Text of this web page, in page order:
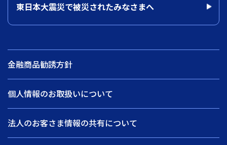
東日本大震災で被災されたみなさまへ
金融商品勧誘方針
個人情報のお取扱いについて
法人のお客さま情報の共有について